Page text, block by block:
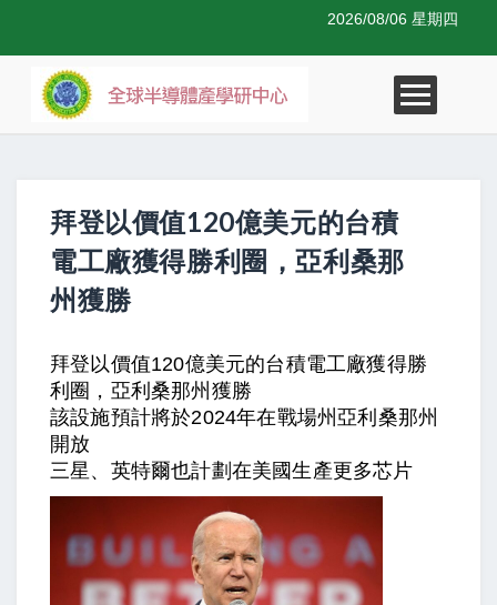
2026/08/06 星期四
拜登以價值120億美元的台積
電工廠獲得勝利圈，亞利桑那
州獲勝
拜登以價值120億美元的台積電工廠獲得勝
利圈，亞利桑那州獲勝
該設施預計將於2024年在戰場州亞利桑那州
開放
三星、英特爾也計劃在美國生產更多芯片